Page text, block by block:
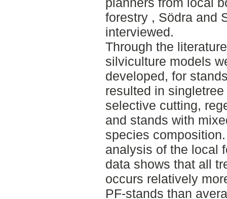
forestry , Södra and
interviewed.
Through the
silviculture models
developed, for
resulted in
selective cutting,
and stands with
species
analysis of the local
data shows that all
occurs relatively
PF-stands than